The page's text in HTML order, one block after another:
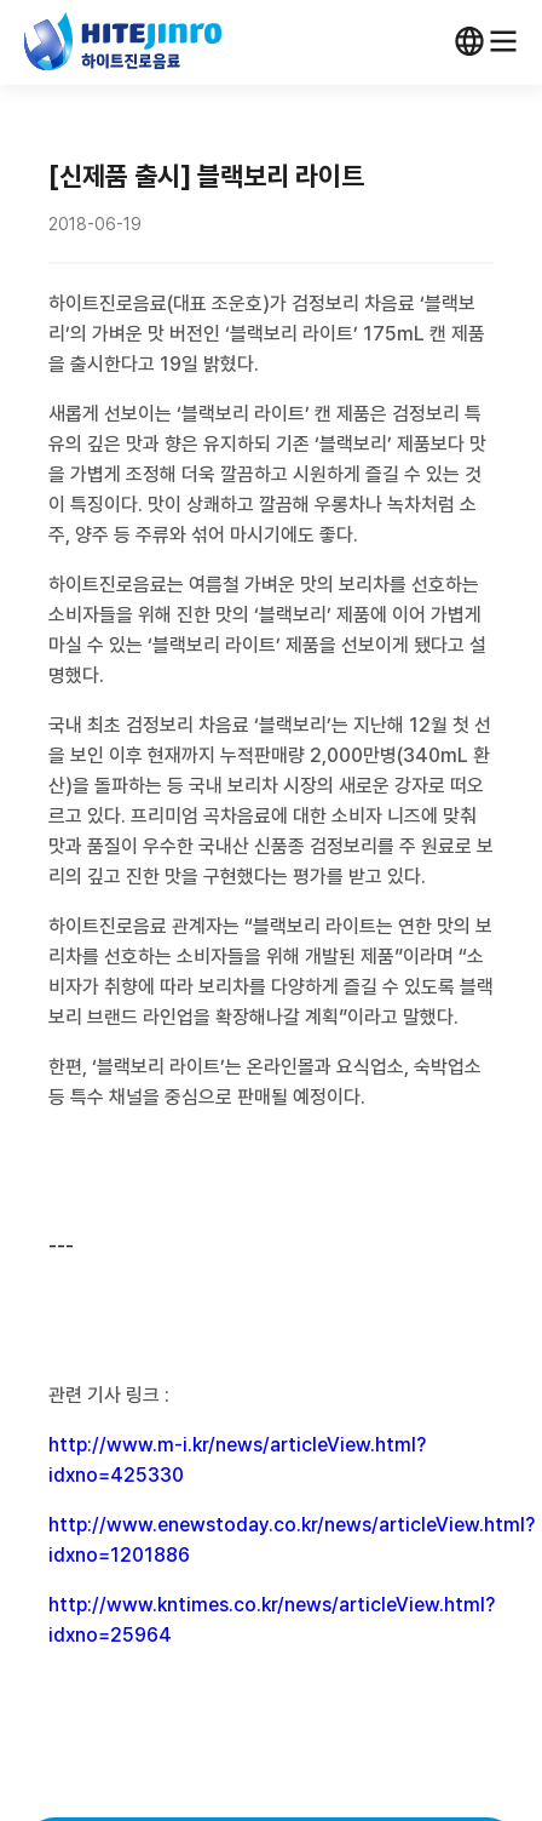
[신제품 출시] 블랙보리 라이트
2018-06-19
하이트진로음료(대표 조운호)가 검정보리 차음료 ‘블랙보
리’의 가벼운 맛 버전인 ‘블랙보리 라이트’ 175mL 캔 제품
을 출시한다고 19일 밝혔다.
새롭게 선보이는 ‘블랙보리 라이트’ 캔 제품은 검정보리 특
유의 깊은 맛과 향은 유지하되 기존 ‘블랙보리’ 제품보다 맛
을 가볍게 조정해 더욱 깔끔하고 시원하게 즐길 수 있는 것
이 특징이다. 맛이 상쾌하고 깔끔해 우롱차나 녹차처럼 소
주, 양주 등 주류와 섞어 마시기에도 좋다.
하이트진로음료는 여름철 가벼운 맛의 보리차를 선호하는
소비자들을 위해 진한 맛의 ‘블랙보리’ 제품에 이어 가볍게
마실 수 있는 ‘블랙보리 라이트’ 제품을 선보이게 됐다고 설
명했다.
국내 최초 검정보리 차음료 ‘블랙보리’는 지난해 12월 첫 선
을 보인 이후 현재까지 누적판매량 2,000만병(340mL 환
산)을 돌파하는 등 국내 보리차 시장의 새로운 강자로 떠오
르고 있다. 프리미엄 곡차음료에 대한 소비자 니즈에 맞춰
맛과 품질이 우수한 국내산 신품종 검정보리를 주 원료로 보
리의 깊고 진한 맛을 구현했다는 평가를 받고 있다.
하이트진로음료 관계자는 “블랙보리 라이트는 연한 맛의 보
리차를 선호하는 소비자들을 위해 개발된 제품”이라며 “소
비자가 취향에 따라 보리차를 다양하게 즐길 수 있도록 블랙
보리 브랜드 라인업을 확장해나갈 계획”이라고 말했다.
한편, ‘블랙보리 라이트’는 온라인몰과 요식업소, 숙박업소
등 특수 채널을 중심으로 판매될 예정이다.
---
관련 기사 링크 :
http://www.m-i.kr/news/articleView.html?
idxno=425330
http://www.enewstoday.co.kr/news/articleView.html?
idxno=1201886
http://www.kntimes.co.kr/news/articleView.html?
idxno=25964